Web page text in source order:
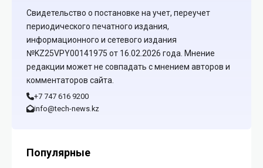
Свидетельство о постановке на учет, переучет
периодического печатного издания,
информационного и сетевого издания
№KZ25VPY00141975 от 16.02.2026 года. Мнение
редакции может не совпадать с мнением авторов и
комментаторов сайта.
+7 747 616 9200
info@tech-news.kz
Популярные